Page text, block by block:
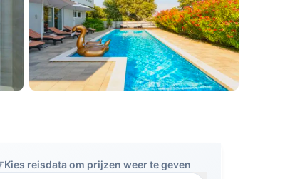
Kies reisdata om prijzen weer te geven